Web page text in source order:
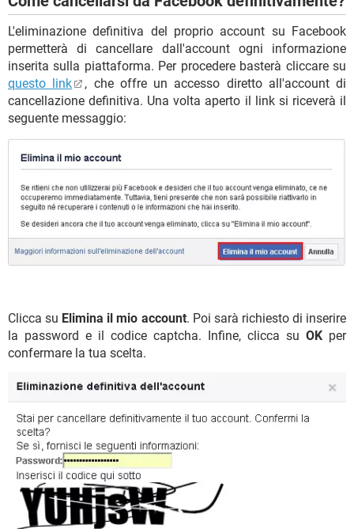
L'eliminazione definitiva del proprio account su Facebook
permetterà di cancellare dall'account ogni informazione
inserita sulla piattaforma. Per procedere basterà cliccare su
questo link
, che offre un accesso diretto all'account di
cancellazione definitiva. Una volta aperto il link si riceverà il
seguente messaggio:
Clicca su Elimina il mio account. Poi sarà richiesto di inserire
la password e il codice captcha. Infine, clicca su OK per
confermare la tua scelta.